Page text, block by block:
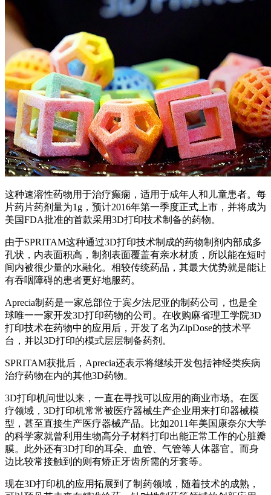
这种速溶性药物用于治疗癫痫，适用于成年人和儿童患者。每
片药片药剂量为1g，预计2016年第一季度正式上市，并将成为
美国FDA批准的首款采用3D打印技术制备的药物。
由于SPRITAM这种通过3D打印技术制成的药物制剂内部成多
孔状，内表面积高，制剂表面覆盖有亲水材质，所以能在短时
间内被很少量的水融化。相较传统药品，其最大优势就是能让
有吞咽障碍的患者更好地服药。
Aprecia制药是一家总部位于宾夕法尼亚的制药公司，也是全
球唯一一家开发3D打印药物的公司。在收购麻省理工学院3D
打印技术在药物中的应用后，开发了名为ZipDose的技术平
台，并以3D打印的模式层层制备药剂。
SPRITAM获批后，Aprecia还表示将继续开发包括神经类疾病
治疗药物在内的其他3D药物。
3D打印机问世以来，一直在寻找可以应用的商业市场。在医
疗领域，3D打印机常常被医疗器械生产企业用来打印器械模
型，甚至直接生产医疗器械产品。比如2011年美国康奈尔大学
的科学家就曾利用生物高分子材料打印出能正常工作的心脏瓣
膜。此外还有3D打印的耳朵、血管、气管等人体器官。而身
边比较常接触到的则有矫正牙齿所需的牙套等。
现在3D打印机的应用拓展到了制药领域，随着技术的成熟，